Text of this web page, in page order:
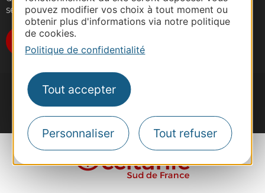
pouvez modifier vos choix à tout moment ou
obtenir plus d'informations via notre politique
de cookies.
Politique de confidentialité
Tout accepter
Personnaliser Tout refuser
séjours, de visites et de sorties.
Je m'abonne
#VoyageOccitanie